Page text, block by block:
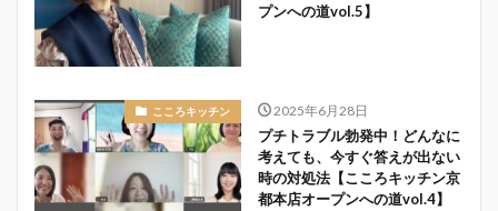
プンへの道vol.5】
こころキッチン 2025年6月28日
プチトラブル勃発中！どんなに
考えても、今すぐ答えが出ない
時の対処法【こころキッチン京
都本店オープンへの道vol.4】